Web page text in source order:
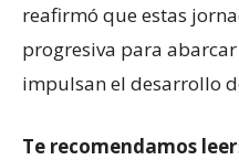
reafirmó que estas
progresiva para
impulsan el desarrollo
Te recomendamos leer: